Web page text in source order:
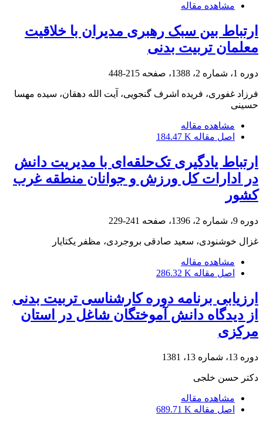
مشاهده مقاله
ارتباط بین سبک رهبری مدیران با خلاقیت
معلمان تربیت بدنی
دوره 1، شماره 2، 1388، صفحه 215-448
فرزاد غفوری، فریده اشرف گنجویی، آیت الله دهقان، سیده مهسا
حسینی
مشاهده مقاله
اصل مقاله 184.47 K
ارتباط یادگیری تک‌حلقه‌ای با مدیریت دانش
در ادارات کل ورزش و جوانان منطقه غرب
کشور
دوره 9، شماره 2، 1396، صفحه 241-229
غزال خوشنودی، سعید صادقی بروجردی، مظفر یکتایار
مشاهده مقاله
اصل مقاله 286.32 K
ارزیابی برنامه دوره کارشناسی تربیت بدنی
از دیدگاه دانش آموختگان شاغل در استان
مرکزی
دوره 13، شماره 13، 1381
دکتر حسن خلجی
مشاهده مقاله
اصل مقاله 689.71 K